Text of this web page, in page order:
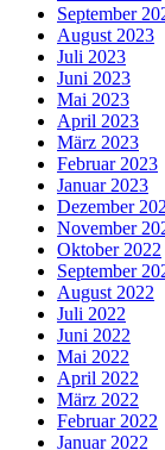
September
August 2023
Juli 2023
Juni 2023
Mai 2023
April 2023
März 2023
Februar 2023
Januar 2023
Dezember
November
Oktober 2022
September
August 2022
Juli 2022
Juni 2022
Mai 2022
April 2022
März 2022
Februar 2022
Januar 2022